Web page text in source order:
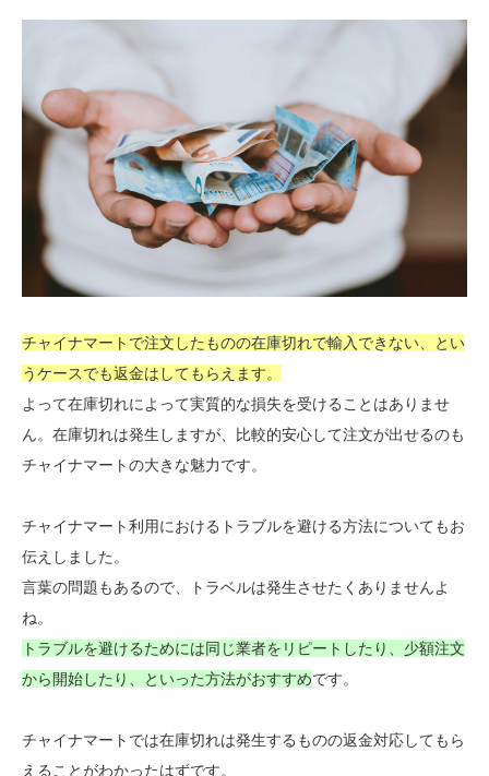
チャイナマートで注文したものの在庫切れで輸入できない、とい
うケースでも返金はしてもらえます。
よって在庫切れによって実質的な損失を受けることはありませ
ん。在庫切れは発生しますが、比較的安心して注文が出せるのも
チャイナマートの大きな魅力です。
チャイナマート利用におけるトラブルを避ける方法についてもお
伝えしました。
言葉の問題もあるので、トラベルは発生させたくありませんよ
ね。
トラブルを避けるためには同じ業者をリピートしたり、少額注文
から開始したり、といった方法がおすすめです。
チャイナマートでは在庫切れは発生するものの返金対応してもら
えることがわかったはずです。